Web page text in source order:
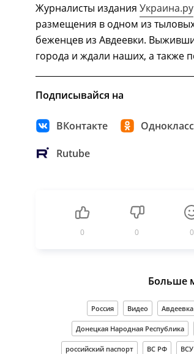
Журналисты издания Украина.ру
размещения в одном из
беженцев из Авдеевки.
города и ждали наших, а также
Подписывайся на
ВКонтакте
Rutube
0 0 0
Больше
Россия Видео Авдеевка
Донецкая Народная Республика
российский паспорт ВС РФ ВСУ